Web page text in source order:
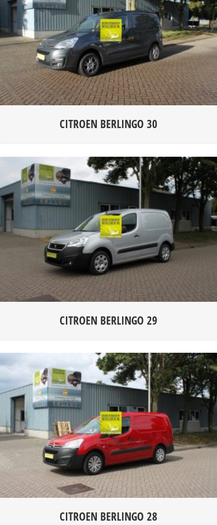
CITROEN BERLINGO 30
CITROEN BERLINGO 29
CITROEN BERLINGO 28